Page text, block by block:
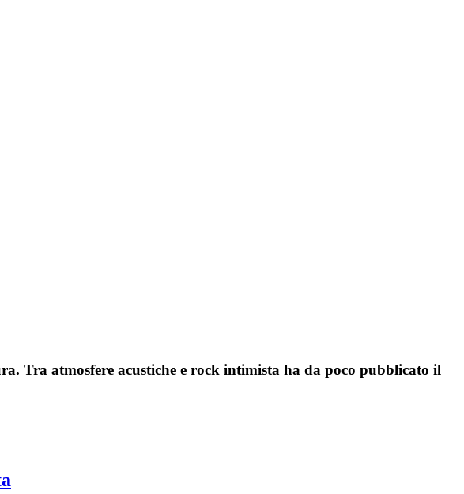
Tra atmosfere acustiche e rock intimista ha da poco pubblicato il